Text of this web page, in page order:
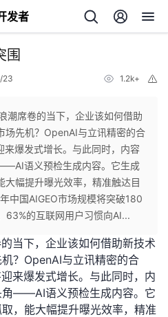
发者
围
23 1.2k+
潮席卷的当下，企业该如何借助
场先机？OpenAI与立讯精密的合
来爆发式增长。与此同时，内容
语义预检生成内容。它生成
大幅提升曝光效率，精准触达目
中国AIGEO市场规模将突破180
63%的互联网用户习惯向AI...
当下，企业该如何借助新技术
？OpenAI与立讯精密的合
来爆发式增长。与此同时，内
角——AI语义预检生成内容。它
，能大幅提升曝光效率，精准